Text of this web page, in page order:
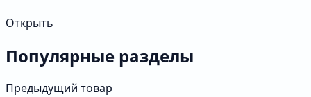
Открыть
Популярные разделы
Предыдущий товар